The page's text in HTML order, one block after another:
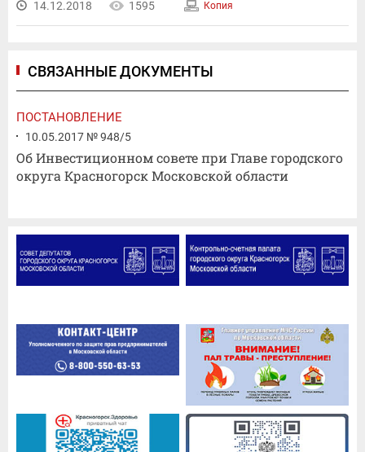
14.12.2018 1595 Копия
СВЯЗАННЫЕ ДОКУМЕНТЫ
ПОСТАНОВЛЕНИЕ
10.05.2017 № 948/5
Об Инвестиционном совете при Главе городского
округа Красногорск Московской области